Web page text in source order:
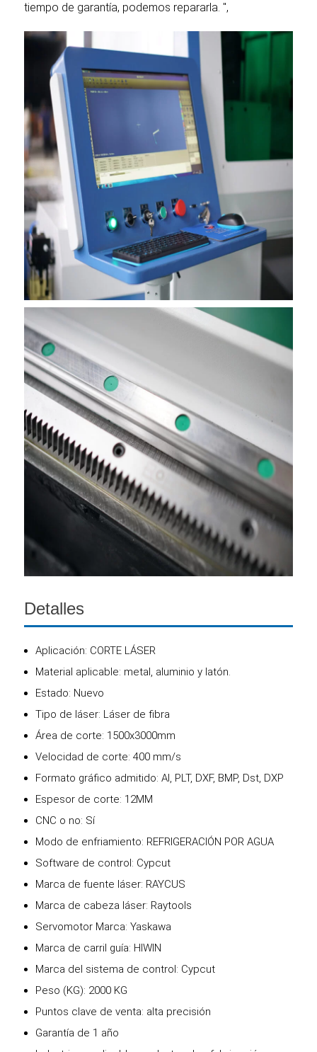
tiempo de garantía, podemos repararla. ",
Detalles
Aplicación: CORTE LÁSER
Material aplicable: metal, aluminio y latón.
Estado: Nuevo
Tipo de láser: Láser de fibra
Área de corte: 1500x3000mm
Velocidad de corte: 400 mm/s
Formato gráfico admitido: AI, PLT, DXF, BMP, Dst, DXP
Espesor de corte: 12MM
CNC o no: Sí
Modo de enfriamiento: REFRIGERACIÓN POR AGUA
Software de control: Cypcut
Marca de fuente láser: RAYCUS
Marca de cabeza láser: Raytools
Servomotor Marca: Yaskawa
Marca de carril guía: HIWIN
Marca del sistema de control: Cypcut
Peso (KG): 2000 KG
Puntos clave de venta: alta precisión
Garantía de 1 año